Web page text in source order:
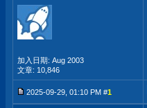
加入日期: Aug 2003
文章: 10,846
2025-09-29, 01:10 PM #1